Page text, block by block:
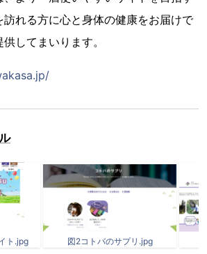
訪れる方に心と身体の健康をお届けで
してまいります。
ト.jpg 図2コトバのサプリ.jpg